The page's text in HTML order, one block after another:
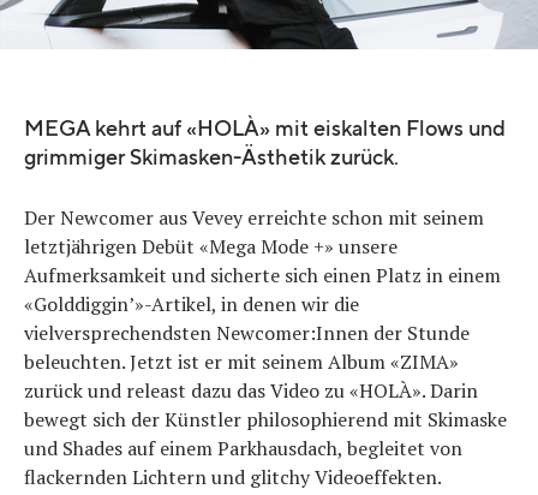
MEGA kehrt auf «HOLÀ» mit eiskalten Flows und
grimmiger Skimasken-Ästhetik zurück.
Der Newcomer aus Vevey erreichte schon mit seinem
letztjährigen Debüt «Mega Mode +» unsere
Aufmerksamkeit und sicherte sich einen Platz in einem
«Golddiggin’»-Artikel, in denen wir die
vielversprechendsten Newcomer:Innen der Stunde
beleuchten. Jetzt ist er mit seinem Album «ZIMA»
zurück und releast dazu das Video zu «HOLÀ». Darin
bewegt sich der Künstler philosophierend mit Skimaske
und Shades auf einem Parkhausdach, begleitet von
flackernden Lichtern und glitchy Videoeffekten.